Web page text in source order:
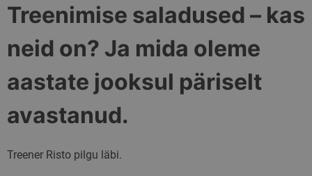
Treenimise saladused – kas
neid on? Ja mida oleme
aastate jooksul päriselt
avastanud.
Treener Risto pilgu läbi.